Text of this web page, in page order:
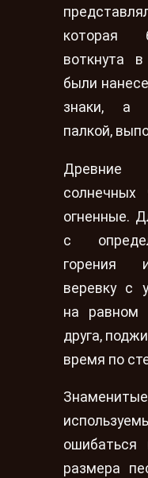
которая
воткнута
были
знаки, а
палкой,
Древние
солнечных
огненные.
с
горения
веревку с
на равном
друга,
время по
ошибаться
размера